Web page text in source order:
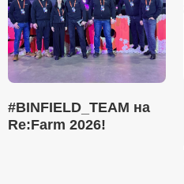
#BINFIELD_TEAM на
Re:Farm 2026!